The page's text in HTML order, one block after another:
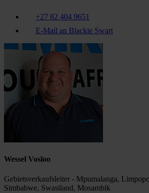
+27 82 404 9651
E-Mail an Blackie Swart
Wessel Vosloo
Gebietsverkaufsleiter - Mpumalanga,
Simbabwe, Swasiland, Mosambik